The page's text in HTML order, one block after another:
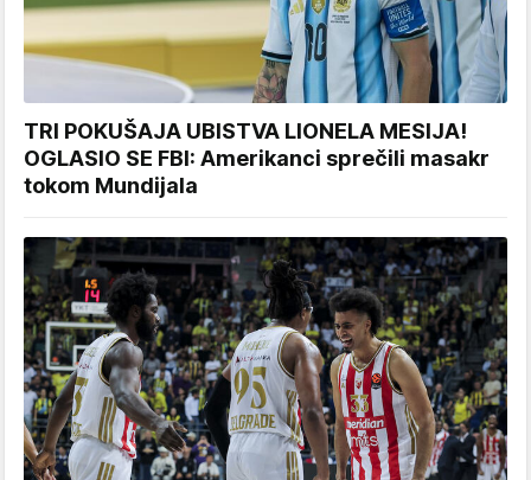
TRI POKUŠAJA UBISTVA LIONELA MESIJA!
OGLASIO SE FBI: Amerikanci sprečili masakr
tokom Mundijala